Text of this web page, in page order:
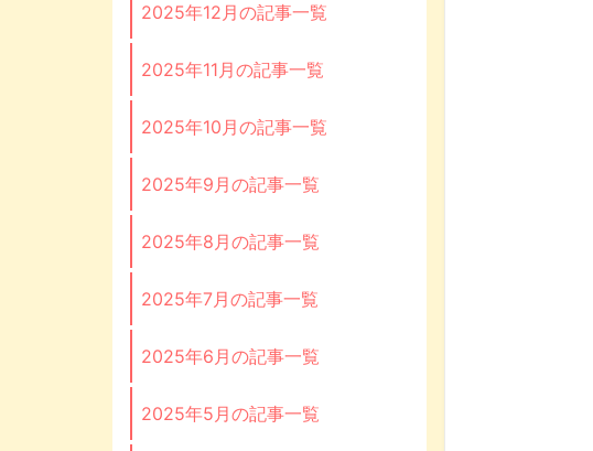
2025年12月の記事一覧
2025年11月の記事一覧
2025年10月の記事一覧
2025年9月の記事一覧
2025年8月の記事一覧
2025年7月の記事一覧
2025年6月の記事一覧
2025年5月の記事一覧